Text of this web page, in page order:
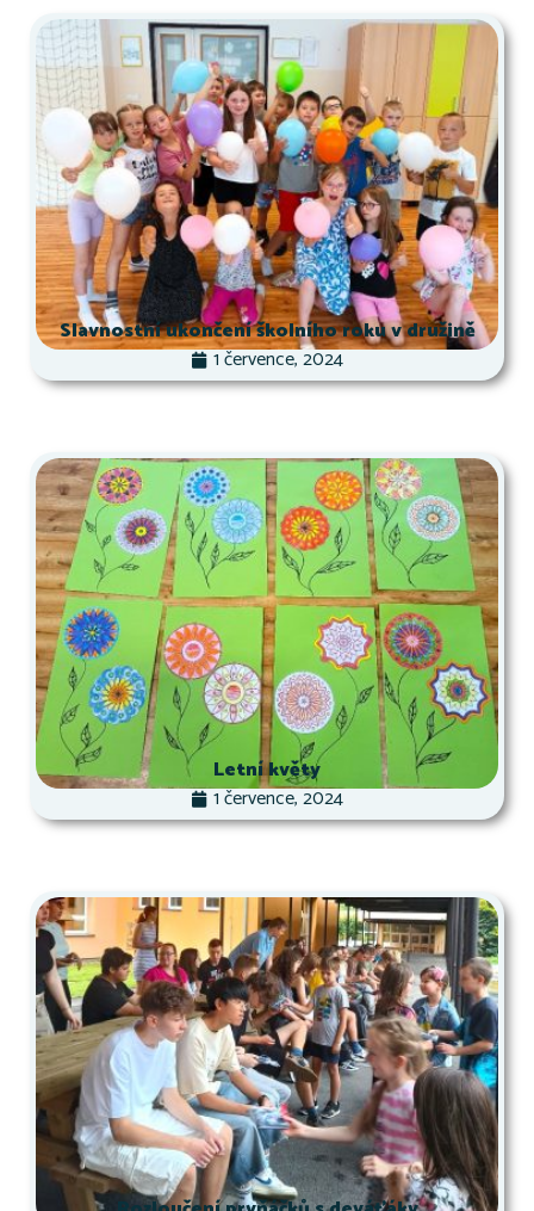
Slavnostní ukončení školního roku v družině
1 července, 2024
Letní květy
1 července, 2024